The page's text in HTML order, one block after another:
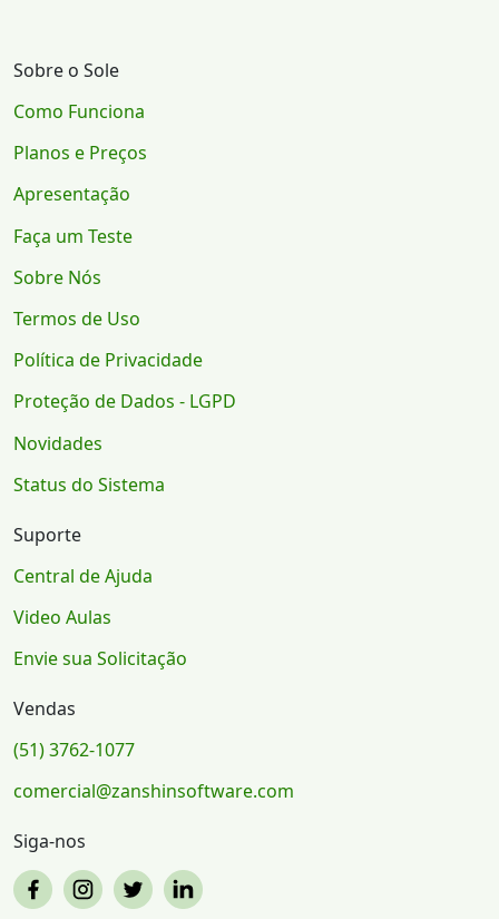
Sobre o Sole
Como Funciona
Planos e Preços
Apresentação
Faça um Teste
Sobre Nós
Termos de Uso
Política de Privacidade
Proteção de Dados - LGPD
Novidades
Status do Sistema
Suporte
Central de Ajuda
Video Aulas
Envie sua Solicitação
Vendas
(51) 3762-1077
comercial@zanshinsoftware.com
Siga-nos